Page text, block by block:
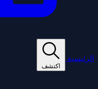
الرئيسية
اكتشف